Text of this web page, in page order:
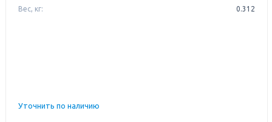
Вес, кг: 0.312
Уточнить по наличию